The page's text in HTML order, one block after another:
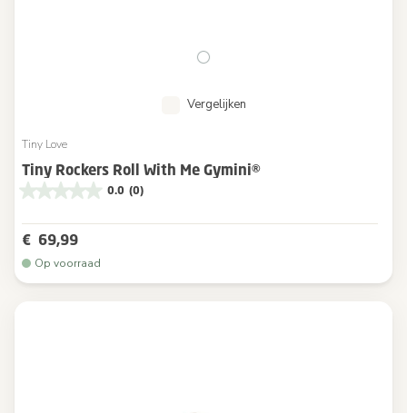
Vergelijken
Tiny Love
Tiny Rockers Roll With Me Gymini®
0.0 (0)
€ 69,99
Op voorraad